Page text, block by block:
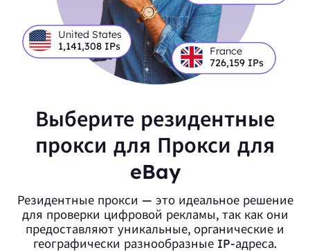
United States
1,141,308 IPs
France
726,159IPs
Выберите резидентные
прокси для Прокси для
eBay
Резидентные прокси — это идеальное решение
для проверки цифровой рекламы, так как они
предоставляют уникальные, органические и
географически разнообразные IP-адреса.